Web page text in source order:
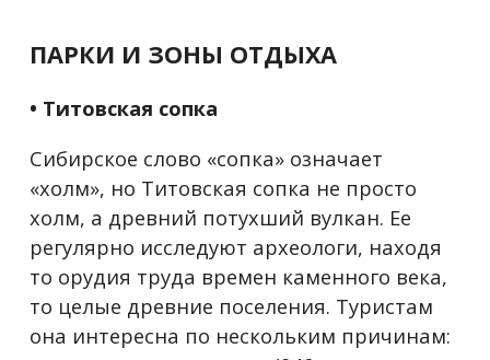
ПАРКИ И ЗОНЫ ОТДЫХА
• Титовская сопка
Сибирское слово «сопка» означает
«холм», но Титовская сопка не просто
холм, а древний потухший вулкан. Ее
регулярно исследуют археологи, находя
то орудия труда времен каменного века,
то целые древние поселения. Туристам
она интересна по нескольким причинам: